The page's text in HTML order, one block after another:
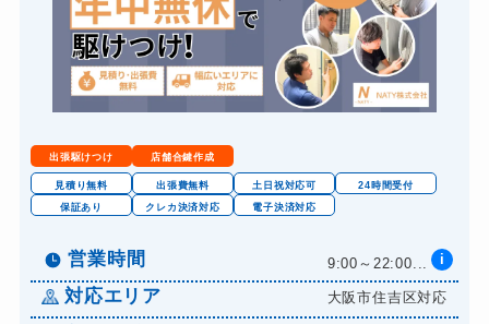
ロッカーカギ開け 8,800円～(税込)
ドアノブカギ開け 10,780円～(税込)
ドアノブカギ交換 11,000円～(税込)
出張駆けつけ 店舗合鍵作成
見積り無料 出張費無料 土日祝対応可
24時間受付
保証あり
クレカ決済対応 電子決済対応
営業時間 9:00～22:00... i
対応エリア 大阪市住吉区対応